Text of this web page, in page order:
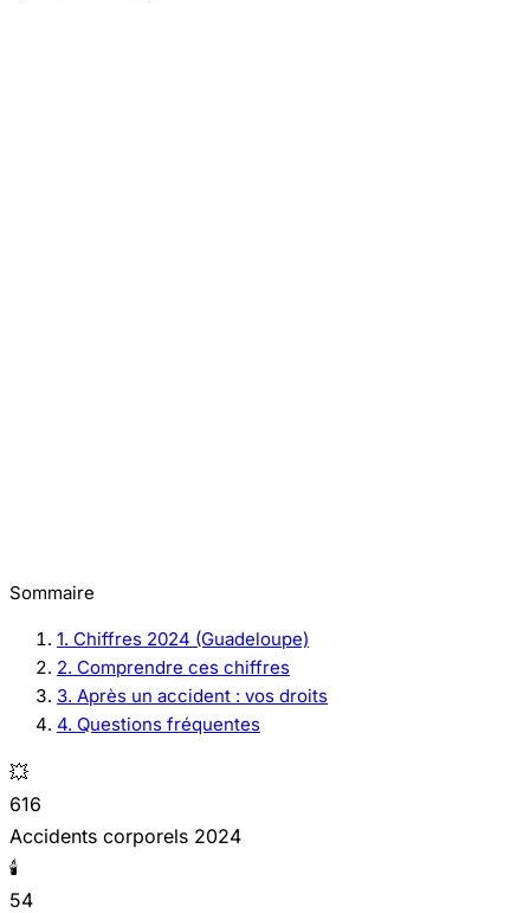
Sommaire
1. Chiffres 2024 (Guadeloupe)
2. Comprendre ces chiffres
3. Après un accident : vos droits
4. Questions fréquentes
💥
616
Accidents corporels 2024
🕯️
54